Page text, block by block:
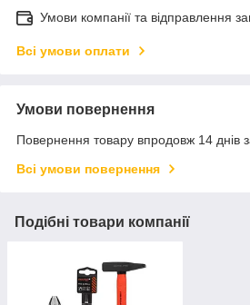
Умови компанії та відправлення
Всі умови оплати
Умови повернення
Повернення товару впродовж 14 днів
Всі умови повернення
Подібні товари компанії